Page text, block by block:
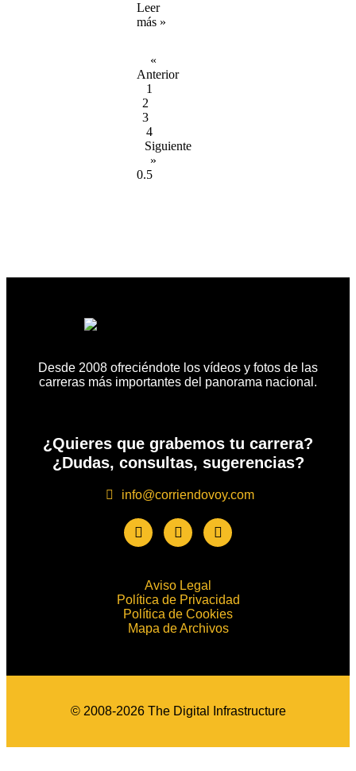
Leer
más »
«
Anterior
1
2
3
4
Siguiente
»
Desde 2008 ofreciéndote los vídeos y fotos de las
carreras más importantes del panorama nacional.
¿Quieres que grabemos tu carrera?
¿Dudas, consultas, sugerencias?
info@corriendovoy.com
Aviso Legal
Política de Privacidad
Política de Cookies
Mapa de Archivos
© 2008-2026 The Digital Infrastructure